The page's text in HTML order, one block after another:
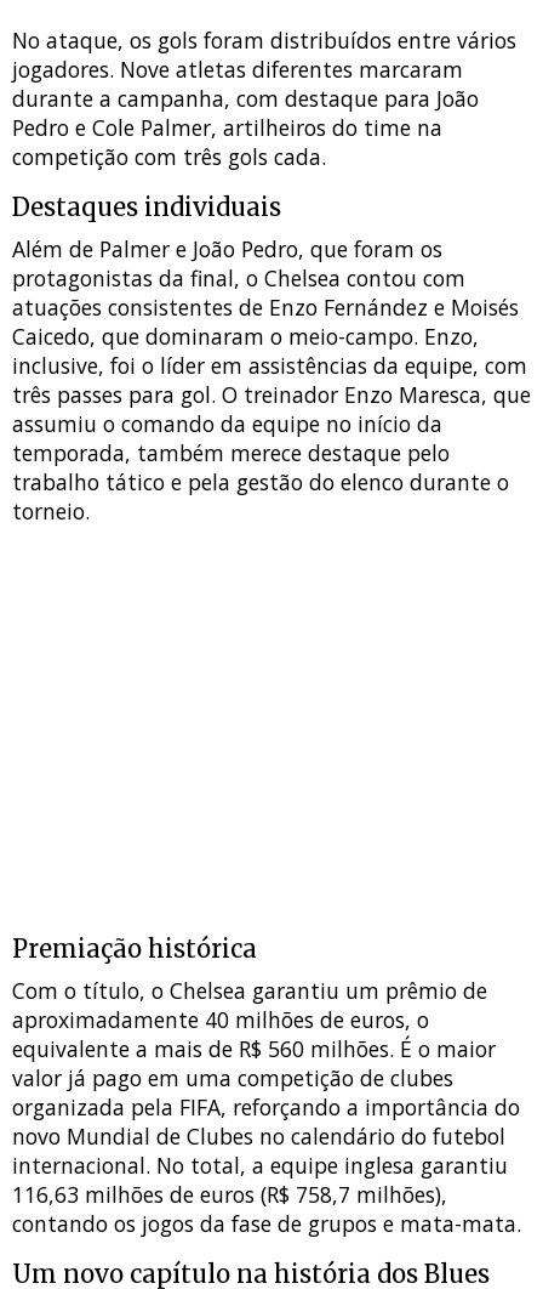
No ataque, os gols foram distribuídos entre vários
jogadores. Nove atletas diferentes marcaram
durante a campanha, com destaque para João
Pedro e Cole Palmer, artilheiros do time na
competição com três gols cada.
Destaques individuais
Além de Palmer e João Pedro, que foram os
protagonistas da final, o Chelsea contou com
atuações consistentes de Enzo Fernández e Moisés
Caicedo, que dominaram o meio-campo. Enzo,
inclusive, foi o líder em assistências da equipe, com
três passes para gol. O treinador Enzo Maresca, que
assumiu o comando da equipe no início da
temporada, também merece destaque pelo
trabalho tático e pela gestão do elenco durante o
torneio.
Premiação histórica
Com o título, o Chelsea garantiu um prêmio de
aproximadamente 40 milhões de euros, o
equivalente a mais de R$ 560 milhões. É o maior
valor já pago em uma competição de clubes
organizada pela FIFA, reforçando a importância do
novo Mundial de Clubes no calendário do futebol
internacional. No total, a equipe inglesa garantiu
116,63 milhões de euros (R$ 758,7 milhões),
contando os jogos da fase de grupos e mata-mata.
Um novo capítulo na história dos Blues